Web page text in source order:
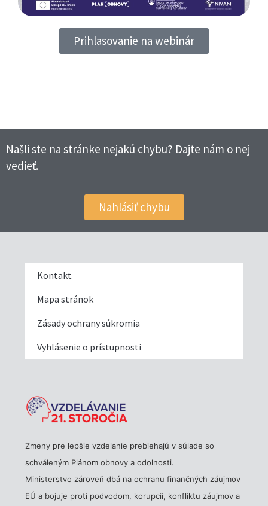
Prihlasovanie na webinár
Našli ste na stránke nejakú chybu? Dajte nám o nej
vedieť.
Nahlásiť chybu
Kontakt
Mapa stránok
Zásady ochrany súkromia
Vyhlásenie o prístupnosti
Zmeny pre lepšie vzdelanie prebiehajú v súlade so
schváleným Plánom obnovy a odolnosti.
Ministerstvo zároveň dbá na ochranu finančných záujmov
EÚ a bojuje proti podvodom, korupcii, konfliktu záujmov a